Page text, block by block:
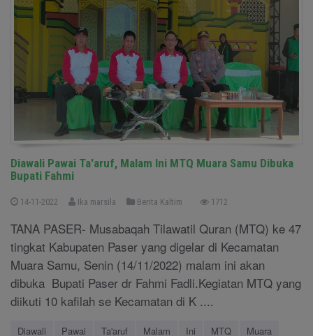
Diawali Pawai Ta'aruf, Malam Ini MTQ Muara Samu Dibuka
Bupati Fahmi
14-11-2022 Ika marsila Berita Kaltim 1712
TANA PASER- Musabaqah Tilawatil Quran (MTQ) ke 47
tingkat Kabupaten Paser yang digelar di Kecamatan
Muara Samu, Senin (14/11/2022) malam ini akan
dibuka Bupati Paser dr Fahmi Fadli.Kegiatan MTQ yang
diikuti 10 kafilah se Kecamatan di K ....
Diawali Pawai Ta'aruf Malam Ini MTQ
Muara